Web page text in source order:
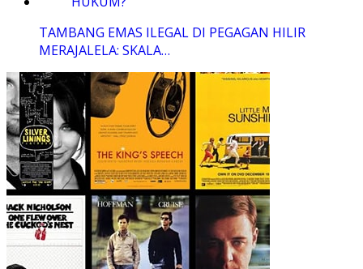
TAMBANG EMAS ILEGAL DI PEGAGAN HILIR
MERAJALELA: SKALA…